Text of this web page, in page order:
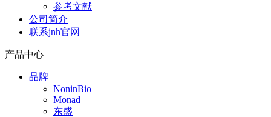
参考文献
公司简介
联系jnh官网
产品中心
品牌
NoninBio
Monad
东盛